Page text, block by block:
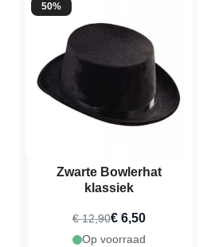
50%
Zwarte Bowlerhat
klassiek
€ 12,90€ 6,50
Op voorraad